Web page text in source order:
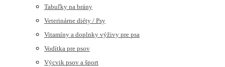
Tabuľky na brány
Veterinárne diéty / Psy
Vitamíny a doplnky výživy pre psa
Vodítka pre psov
Výcvik psov a šport